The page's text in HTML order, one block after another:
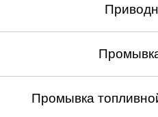
Промывка